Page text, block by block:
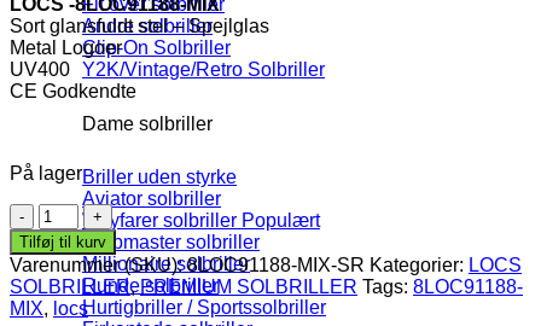
Fit over solbriller
Andre solbriller
Clip-On Solbriller
Y2K/Vintage/Retro Solbriller
Dame solbriller
Briller uden styrke
Aviator solbriller
Wayfarer solbriller
Clubmaster solbriller
Millionaire solbriller
Runde solbriller
Hurtigbriller / Sportssolbriller
Sort glansfuldt stel – Spejlglas
Metal Logoer
UV400
CE Godkendte
På lager
Locs
Solbriller
-
Vale
|
Sølv
Tilføj til kurv
Varenummer (SKU):8LOC91188-MIX-SR Kategorier: LOCS
SOLBRILLER,PREMIUM SOLBRILLER Tags: 8LOC91188-
MIX, locs